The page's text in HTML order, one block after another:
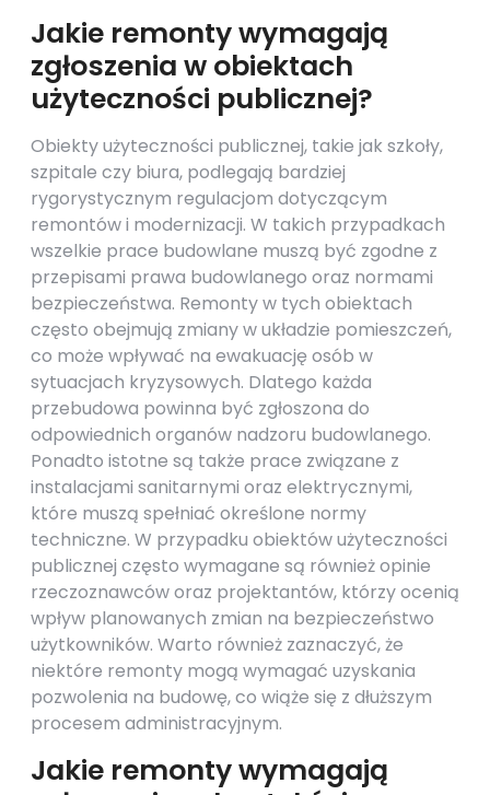
Jakie remonty wymagają
zgłoszenia w obiektach
użyteczności publicznej?
Obiekty użyteczności publicznej, takie jak szkoły,
szpitale czy biura, podlegają bardziej
rygorystycznym regulacjom dotyczącym
remontów i modernizacji. W takich przypadkach
wszelkie prace budowlane muszą być zgodne z
przepisami prawa budowlanego oraz normami
bezpieczeństwa. Remonty w tych obiektach
często obejmują zmiany w układzie pomieszczeń,
co może wpływać na ewakuację osób w
sytuacjach kryzysowych. Dlatego każda
przebudowa powinna być zgłoszona do
odpowiednich organów nadzoru budowlanego.
Ponadto istotne są także prace związane z
instalacjami sanitarnymi oraz elektrycznymi,
które muszą spełniać określone normy
techniczne. W przypadku obiektów użyteczności
publicznej często wymagane są również opinie
rzeczoznawców oraz projektantów, którzy ocenią
wpływ planowanych zmian na bezpieczeństwo
użytkowników. Warto również zaznaczyć, że
niektóre remonty mogą wymagać uzyskania
pozwolenia na budowę, co wiąże się z dłuższym
procesem administracyjnym.
Jakie remonty wymagają